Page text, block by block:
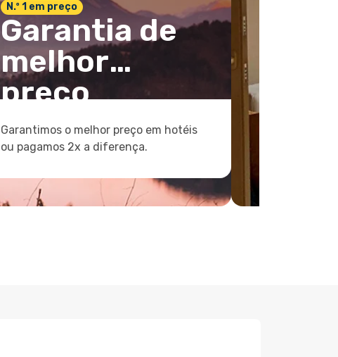
N.º 1 em preço
Garantia de
melhor
preço
Garantimos o melhor preço em hotéis
ou pagamos 2x a diferença.